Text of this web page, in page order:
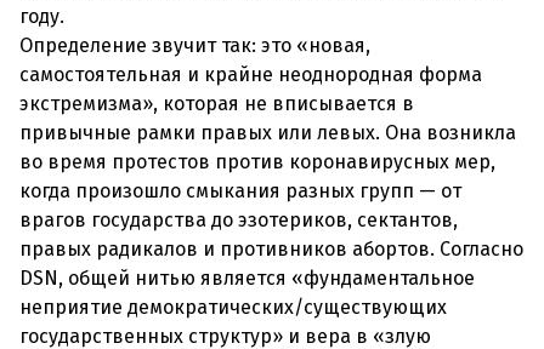
году.
Определение звучит так: это «новая,
самостоятельная и крайне неоднородная форма
экстремизма», которая не вписывается в
привычные рамки правых или левых. Она возникла
во время протестов против коронавирусных мер,
когда произошло смыкания разных групп — от
врагов государства до эзотериков, сектантов,
правых радикалов и противников абортов. Согласно
DSN, общей нитью является «фундаментальное
неприятие демократических/существующих
государственных структур» и вера в «злую